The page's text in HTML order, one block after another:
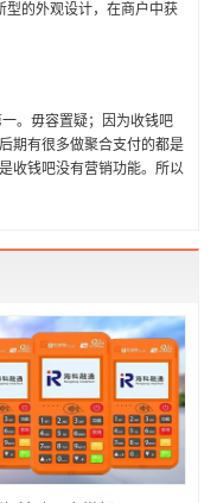
型的外观设计，在商户中获
。毋容置疑；因为收钱吧
期有很多做聚合支付的都是
收钱吧没有营销功能。所以